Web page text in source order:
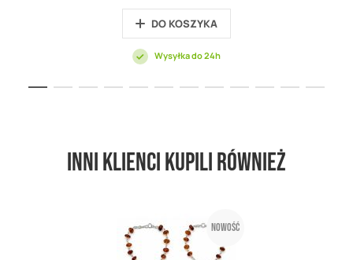
DO KOSZYKA
Wysyłka do 24h
Inni klienci kupili również
Nowość